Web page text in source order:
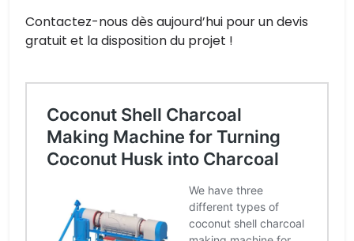
Contactez-nous dès aujourd’hui pour un devis
gratuit et la disposition du projet !